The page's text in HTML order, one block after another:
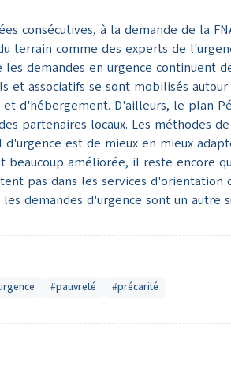
consécutives, à la demande de
terrain comme des experts de
demandes en urgence
et associatifs se sont mobilisés
et d'hébergement. D'ailleurs, le plan
partenaires locaux. Les méthodes
est de mieux en mieux
beaucoup améliorée, il reste encore
pas dans les services
demandes d'urgence sont un autre
#pauvreté #précarité